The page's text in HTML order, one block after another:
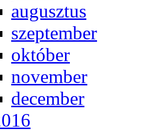
au­gusz­tus
szep­tem­ber
ok­tó­ber
no­vem­ber
de­cem­ber